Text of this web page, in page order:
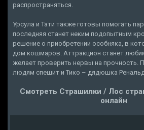
распространяться.
Урсула и Тати также готовы помогать
последняя станет неким подопытным
решение о приобретении особняка, в
дом кошмаров. Аттракцион станет
желает проверить нервы на
людям спешит и Тико – дядюшка
Смотреть Страшилки / Лос
онлайн